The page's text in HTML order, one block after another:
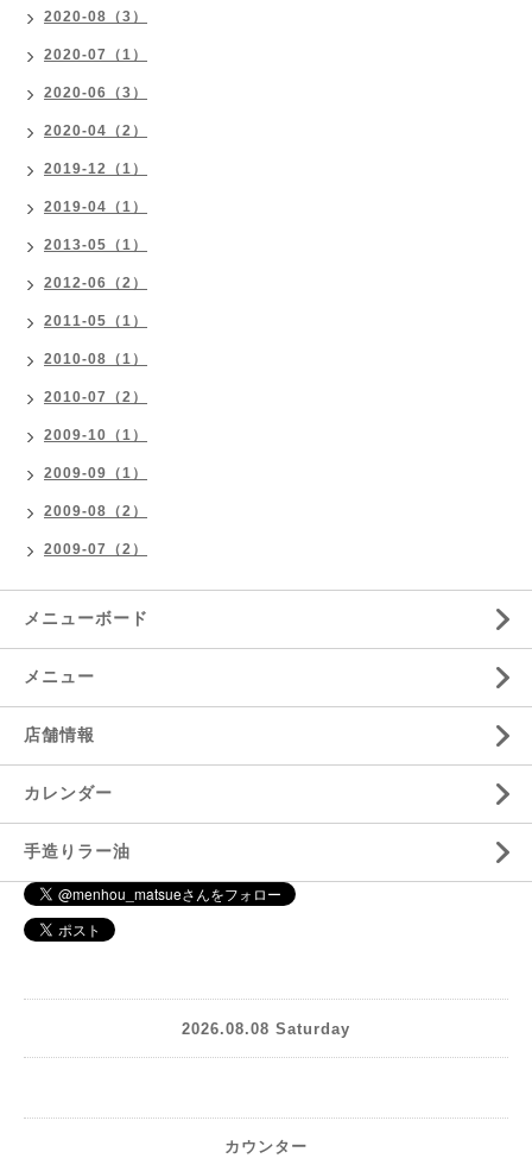
2020-08（3）
2020-07（1）
2020-06（3）
2020-04（2）
2019-12（1）
2019-04（1）
2013-05（1）
2012-06（2）
2011-05（1）
2010-08（1）
2010-07（2）
2009-10（1）
2009-09（1）
2009-08（2）
2009-07（2）
メニューボード
メニュー
店舗情報
カレンダー
手造りラー油
2026.08.08 Saturday
カウンター